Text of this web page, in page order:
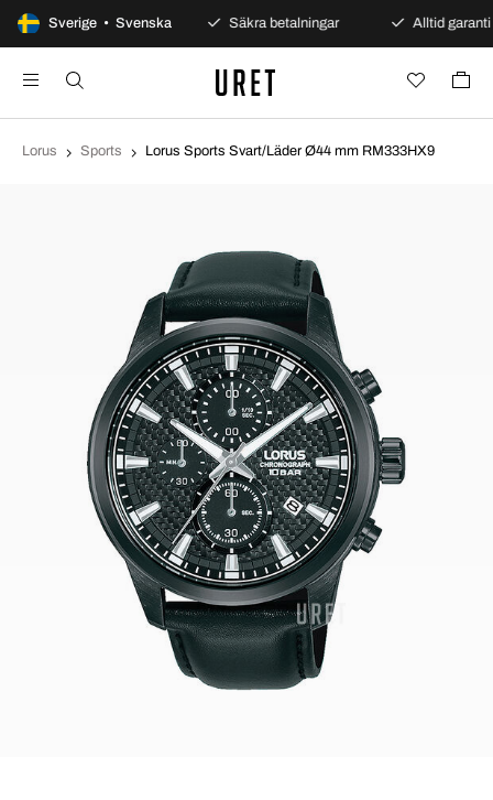
Sverige • Svenska
100 dagars öppet köp Säkra betalningar Alltid garanti
Lorus Sports Lorus Sports Svart/Läder Ø44 mm RM333HX9